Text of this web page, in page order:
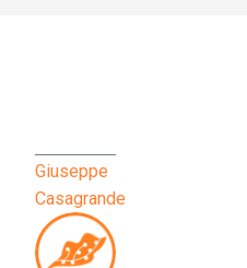
Giuseppe
Casagrande